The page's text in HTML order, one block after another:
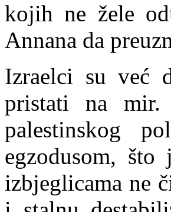
kojih ne žele
Annana da
Izraelci su već
pristati na mir.
palestinskog
egzodusom,
izbjeglicama ne